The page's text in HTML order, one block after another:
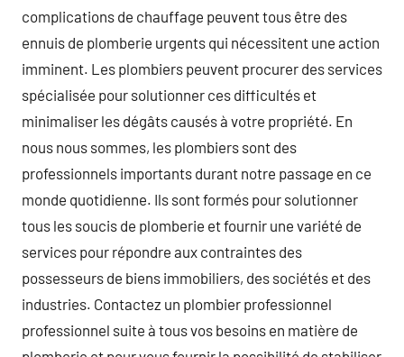
complications de chauffage peuvent tous être des
ennuis de plomberie urgents qui nécessitent une action
imminent. Les plombiers peuvent procurer des services
spécialisée pour solutionner ces difficultés et
minimaliser les dégâts causés à votre propriété. En
nous nous sommes, les plombiers sont des
professionnels importants durant notre passage en ce
monde quotidienne. Ils sont formés pour solutionner
tous les soucis de plomberie et fournir une variété de
services pour répondre aux contraintes des
possesseurs de biens immobiliers, des sociétés et des
industries. Contactez un plombier professionnel
professionnel suite à tous vos besoins en matière de